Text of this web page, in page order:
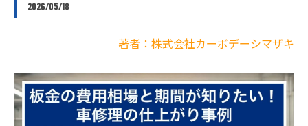
2026/05/18
著者：株式会社カーボデーシマザキ